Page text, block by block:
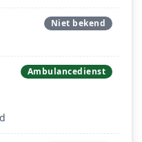
Niet bekend
Ambulancedienst